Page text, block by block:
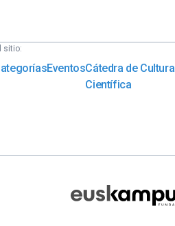
sitio:
EventosCátedra de Cultura
Científica
Fundazioa